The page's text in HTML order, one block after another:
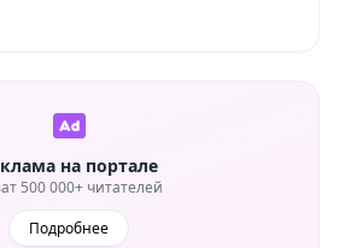
на портале
500 000+ читателей
Подробнее